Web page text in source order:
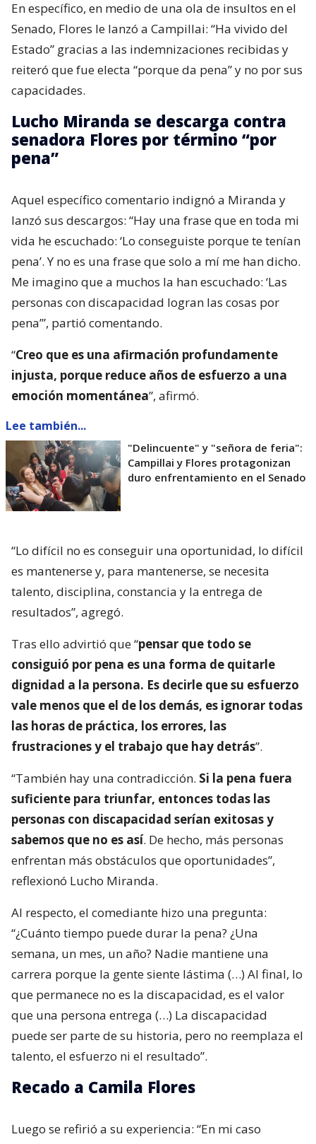
En específico, en medio de una ola de insultos en el
Senado, Flores le lanzó a Campillai: “Ha vivido del
Estado” gracias a las indemnizaciones recibidas y
reiteró que fue electa “porque da pena” y no por sus
capacidades.
Lucho Miranda se descarga contra
senadora Flores por término “por
pena”
Aquel específico comentario indignó a Miranda y
lanzó sus descargos: “Hay una frase que en toda mi
vida he escuchado: ‘Lo conseguiste porque te tenían
pena’. Y no es una frase que solo a mí me han dicho.
Me imagino que a muchos la han escuchado: ‘Las
personas con discapacidad logran las cosas por
pena’”, partió comentando.
“Creo que es una afirmación profundamente
injusta, porque reduce años de esfuerzo a una
emoción momentánea”, afirmó.
Lee también...
"Delincuente" y "señora de feria":
Campillai y Flores protagonizan
duro enfrentamiento en el Senado
“Lo difícil no es conseguir una oportunidad, lo difícil
es mantenerse y, para mantenerse, se necesita
talento, disciplina, constancia y la entrega de
resultados”, agregó.
Tras ello advirtió que “pensar que todo se
consiguió por pena es una forma de quitarle
dignidad a la persona. Es decirle que su esfuerzo
vale menos que el de los demás, es ignorar todas
las horas de práctica, los errores, las
frustraciones y el trabajo que hay detrás”.
“También hay una contradicción. Si la pena fuera
suficiente para triunfar, entonces todas las
personas con discapacidad serían exitosas y
sabemos que no es así. De hecho, más personas
enfrentan más obstáculos que oportunidades”,
reflexionó Lucho Miranda.
Al respecto, el comediante hizo una pregunta:
“¿Cuánto tiempo puede durar la pena? ¿Una
semana, un mes, un año? Nadie mantiene una
carrera porque la gente siente lástima (…) Al final, lo
que permanece no es la discapacidad, es el valor
que una persona entrega (…) La discapacidad
puede ser parte de su historia, pero no reemplaza el
talento, el esfuerzo ni el resultado”.
Recado a Camila Flores
Luego se refirió a su experiencia: “En mi caso